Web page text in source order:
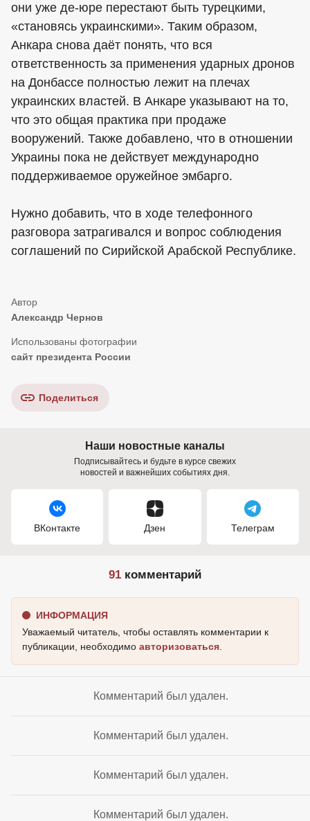
они уже де-юре перестают быть турецкими,
«становясь украинскими». Таким образом,
Анкара снова даёт понять, что вся
ответственность за применения ударных дронов
на Донбассе полностью лежит на плечах
украинских властей. В Анкаре указывают на то,
что это общая практика при продаже
вооружений. Также добавлено, что в отношении
Украины пока не действует международно
поддерживаемое оружейное эмбарго.
Нужно добавить, что в ходе телефонного
разговора затрагивался и вопрос соблюдения
соглашений по Сирийской Арабской Республике.
Александр Чернов
сайт президента России
Поделиться
Наши новостные каналы
Подписывайтесь и будьте в курсе свежих
новостей и важнейших событиях дня.
ВКонтакте Дзен Телеграм
91 комментарий
ИНФОРМАЦИЯ
Уважаемый читатель, чтобы оставлять комментарии к
публикации, необходимо авторизоваться
Комментарий был удален.
Комментарий был удален.
Комментарий был удален.
Комментарий был удален.